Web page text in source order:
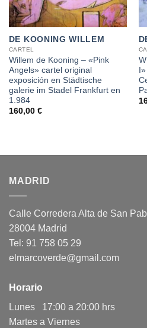
DE KOONING WILLEM
CARTEL
Willem de Kooning – «Pink
Angels» cartel original
exposición en Städtische
galerie im Stadel Frankfurt en
1.984
160,00 €
MADRID
Calle Corredera Alta de San
28004 Madrid
Tel: 91 758 05 29
elmarcoverde@gmail.com
Horario
Lunes 17:00 a 20:00 hrs
Martes a Viernes